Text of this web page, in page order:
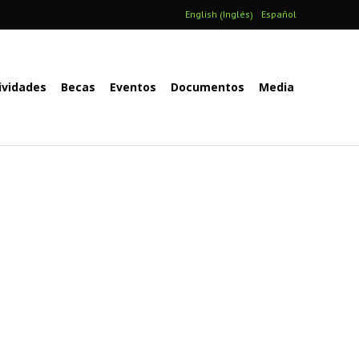
English (Inglés) Español
Becas Eventos Documentos Media